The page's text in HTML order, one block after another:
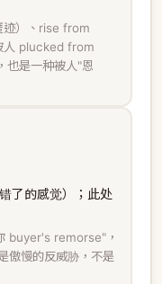
）、rise from
plucked from
也是一种被人"恩
了的感觉）；此处
buyer's remorse"，
傲慢的反威胁，不是